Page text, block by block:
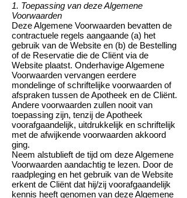
1. Toepassing van deze Algemene
Voorwaarden
Deze Algemene Voorwaarden bevatten de
contractuele regels aangaande (a) het
gebruik van de Website en (b) de Bestelling
of de Reservatie die de Cliënt via de
Website plaatst. Onderhavige Algemene
Voorwaarden vervangen eerdere
mondelinge of schriftelijke voorwaarden of
afspraken tussen de Apotheek en de Cliënt.
Andere voorwaarden zullen nooit van
toepassing zijn, tenzij de Apotheek
voorafgaandelijk, uitdrukkelijk en schriftelijk
met de afwijkende voorwaarden akkoord
ging.
Neem alstublieft de tijd om deze Algemene
Voorwaarden aandachtig te lezen. Door de
raadpleging en het gebruik van de Website
erkent de Cliënt dat hij/zij voorafgaandelijk
kennis heeft genomen van deze Algemene